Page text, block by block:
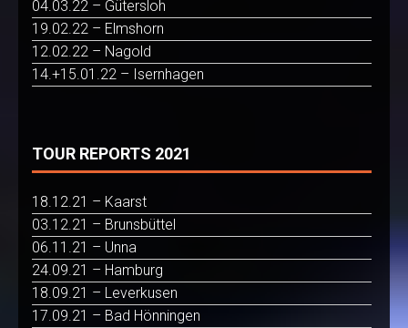
04.03.22 – Gütersloh
19.02.22 – Elmshorn
12.02.22 – Nagold
14.+15.01.22 – Isernhagen
TOUR REPORTS 2021
18.12.21 – Kaarst
03.12.21 – Brunsbüttel
06.11.21 – Unna
24.09.21 – Hamburg
18.09.21 – Leverkusen
17.09.21 – Bad Hönningen